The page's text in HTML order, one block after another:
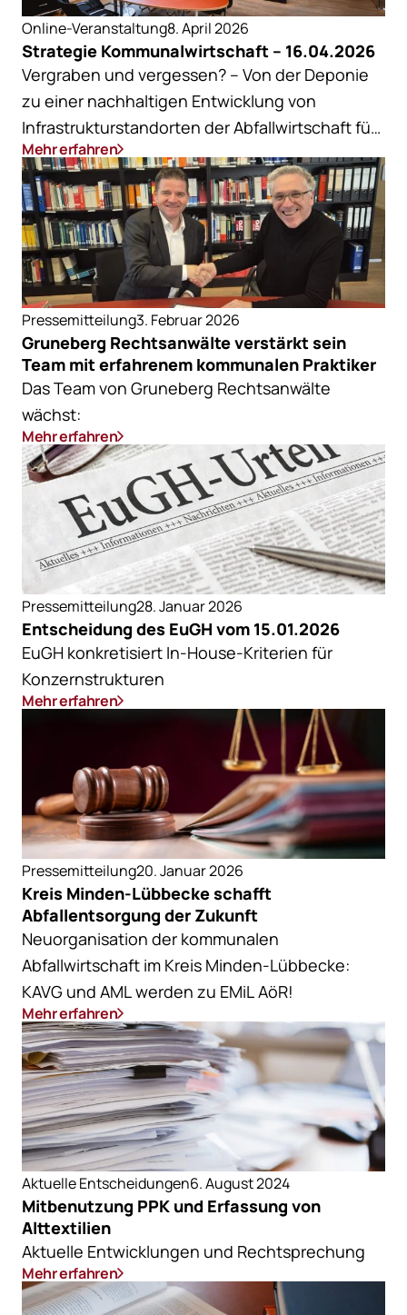
Online-Veranstaltung8. April 2026
Strategie Kommunalwirtschaft – 16.04.2026
Vergraben und vergessen? – Von der Deponie
zu einer nachhaltigen Entwicklung von
Infrastrukturstandorten der Abfallwirtschaft für
die Circular Economy
Mehr erfahren
Pressemitteilung3. Februar 2026
Gruneberg Rechtsanwälte verstärkt sein
Team mit erfahrenem kommunalen Praktiker
Das Team von Gruneberg Rechtsanwälte
wächst:
Mehr erfahren
Pressemitteilung28. Januar 2026
Entscheidung des EuGH vom 15.01.2026
EuGH konkretisiert In-House-Kriterien für
Konzernstrukturen
Mehr erfahren
Pressemitteilung20. Januar 2026
Kreis Minden-Lübbecke schafft
Abfallentsorgung der Zukunft
Neuorganisation der kommunalen
Abfallwirtschaft im Kreis Minden-Lübbecke:
KAVG und AML werden zu EMiL AöR!
Mehr erfahren
Aktuelle Entscheidungen6. August 2024
Mitbenutzung PPK und Erfassung von
Alttextilien
Aktuelle Entwicklungen und Rechtsprechung
Mehr erfahren